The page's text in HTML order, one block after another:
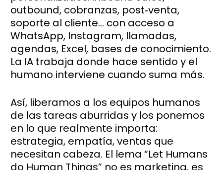
outbound, cobranzas, post‑venta,
soporte al cliente… con acceso a
WhatsApp, Instagram, llamadas,
agendas, Excel, bases de conocimiento.
La IA trabaja donde hace sentido y el
humano interviene cuando suma más.
Así, liberamos a los equipos humanos
de las tareas aburridas y los ponemos
en lo que realmente importa:
estrategia, empatía, ventas que
necesitan cabeza. El lema “Let Humans
do Human Things” no es marketing, es